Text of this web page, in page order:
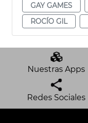
GAY GAMES
ROCÍO GIL
Nuestras Apps
Redes Sociales